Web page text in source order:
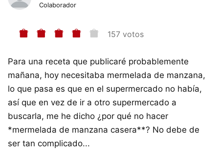
Colaborador
157 votos
Para una receta que publicaré probablemente
mañana, hoy necesitaba mermelada de manzana,
lo que pasa es que en el supermercado no había,
así que en vez de ir a otro supermercado a
buscarla, me he dicho ¿por qué no hacer
*mermelada de manzana casera**? No debe de
ser tan complicado...